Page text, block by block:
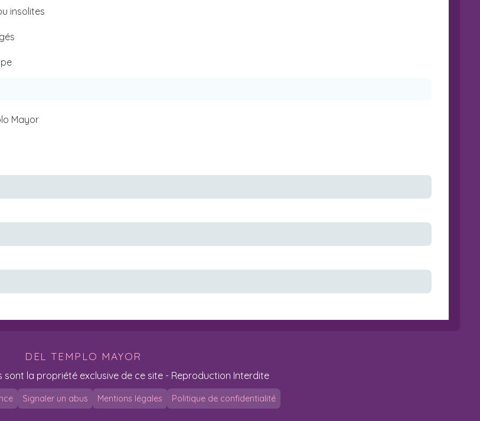
insolites
Mayor
DEL TEMPLO MAYOR
sont la propriété exclusive de ce site - Reproduction Interdite
Signaler un abus Mentions légales Politique de confidentialité